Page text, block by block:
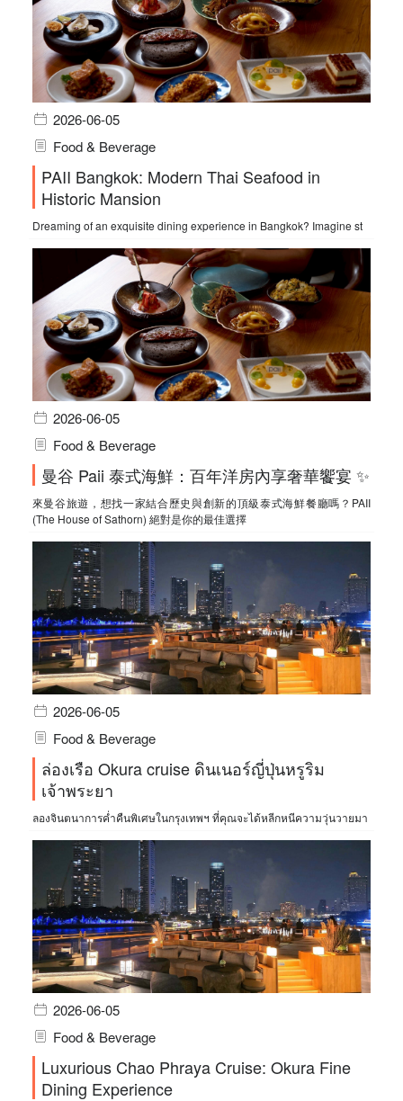
2026-06-05
Food & Beverage
PAII Bangkok: Modern Thai Seafood in
Historic Mansion
Dreaming of an exquisite dining experience in Bangkok? Imagine st
2026-06-05
Food & Beverage
曼谷 Paii 泰式海鮮：百年洋房內享奢華饗宴 ✨
來曼谷旅遊，想找一家結合歷史與創新的頂級泰式海鮮餐廳嗎？PAII
(The House of Sathorn) 絕對是你的最佳選擇
2026-06-05
Food & Beverage
ล่องเรือ Okura cruise ดินเนอร์ญี่ปุ่นหรูริม
เจ้าพระยา
ลองจินตนาการค่ำคืนพิเศษในกรุงเทพฯ ที่คุณจะได้หลีกหนีความวุ่นวายมา
2026-06-05
Food & Beverage
Luxurious Chao Phraya Cruise: Okura Fine
Dining Experience